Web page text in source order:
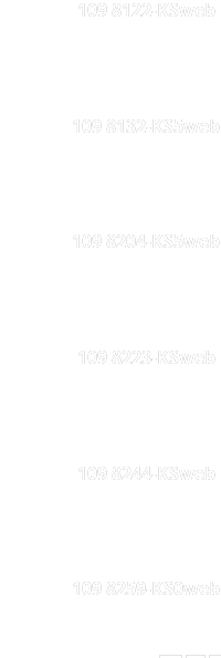
109 8122-KSweb
109 8132-KS5web
109 8204-KS5web
109 8223-KSweb
109 8244-KSweb
109 8259-KS0web